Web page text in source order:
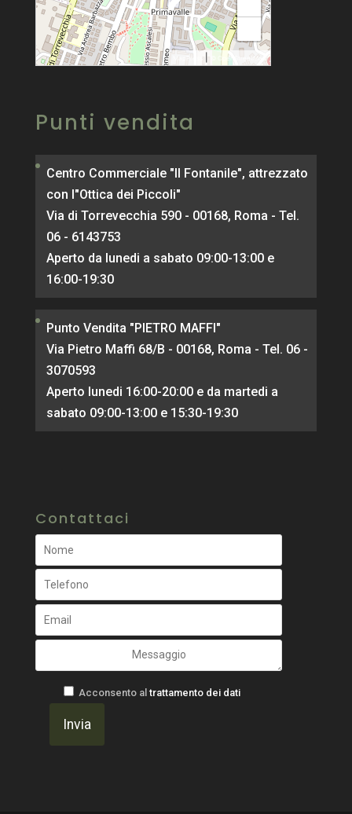
© OpenStreetMap
Punti vendita
Centro Commerciale "Il Fontanile", attrezzato
con l"Ottica dei Piccoli"
Via di Torrevecchia 590 - 00168, Roma - Tel.
06 - 6143753
Aperto da lunedi a sabato 09:00-13:00 e
16:00-19:30
Punto Vendita "PIETRO MAFFI"
Via Pietro Maffi 68/B - 00168, Roma - Tel. 06 -
3070593
Aperto lunedi 16:00-20:00 e da martedi a
sabato 09:00-13:00 e 15:30-19:30
Contattaci
Acconsento al trattamento dei dati